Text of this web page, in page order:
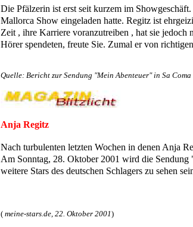
Die Pfälzerin ist erst seit kurzem im
Mallorca Show eingeladen hatte. Regitz ist
Zeit , ihre Karriere voranzutreiben , hat sie
Hörer spendeten, freute Sie. Zumal er von
Quelle: Bericht zur Sendung "Mein Abenteuer" in Sa
Anja Regitz
Nach turbulenten letzten Wochen in denen Anja
Am Sonntag, 28. Oktober 2001 wird die
weitere Stars des deutschen Schlagers zu sehen
( meine-stars.de, 22. Oktober 2001)